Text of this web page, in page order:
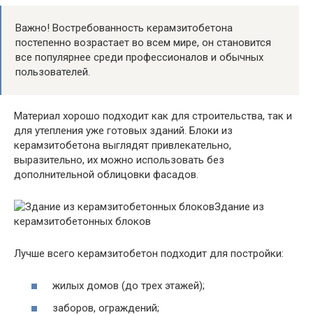
Важно! Востребованность керамзитобетона
постепенно возрастает во всем мире, он становится
все популярнее среди профессионалов и обычных
пользователей.
Материал хорошо подходит как для строительства, так и
для утепления уже готовых зданий. Блоки из
керамзитобетона выглядят привлекательно,
выразительно, их можно использовать без
дополнительной облицовки фасадов.
Здание из
керамзитобетонных блоков
Лучше всего керамзитобетон подходит для постройки:
жилых домов (до трех этажей);
заборов, ограждений;